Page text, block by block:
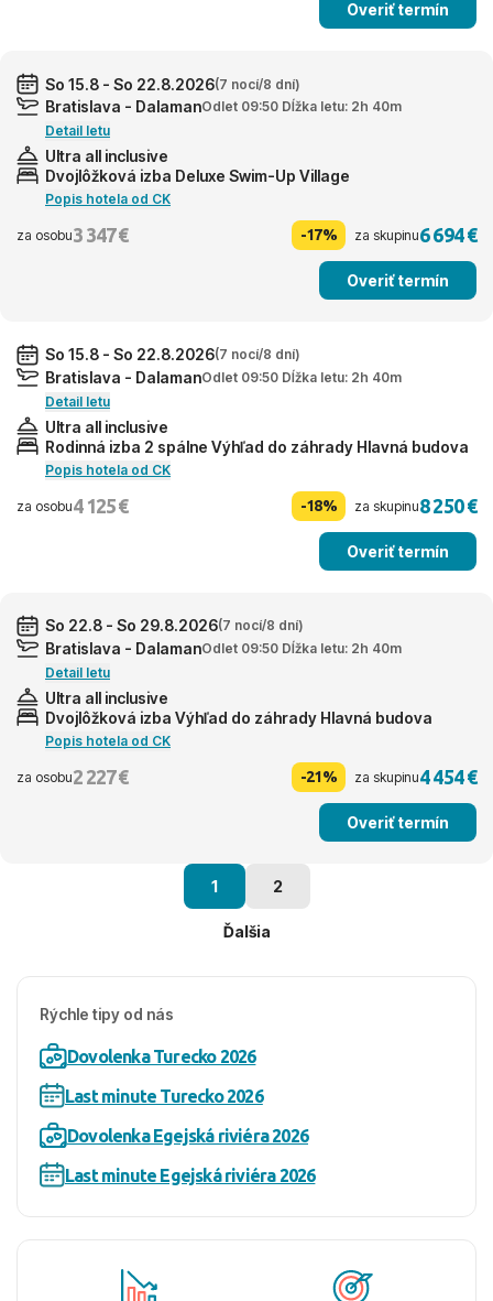
Overiť termín
So 15.8 - So 22.8.2026(7 nocí/8 dní)
Bratislava - DalamanOdlet 09:50 Dĺžka letu: 2h 40m
Detail letu
Ultra all inclusive
Dvojlôžková izba Deluxe Swim-Up Village
Popis hotela od CK
za osobu3 347 € -17% za skupinu6 694 €
Overiť termín
So 15.8 - So 22.8.2026(7 nocí/8 dní)
Bratislava - DalamanOdlet 09:50 Dĺžka letu: 2h 40m
Detail letu
Ultra all inclusive
Rodinná izba 2 spálne Výhľad do záhrady Hlavná budova
Popis hotela od CK
za osobu4 125 € -18% za skupinu8 250 €
Overiť termín
So 22.8 - So 29.8.2026(7 nocí/8 dní)
Bratislava - DalamanOdlet 09:50 Dĺžka letu: 2h 40m
Detail letu
Ultra all inclusive
Dvojlôžková izba Výhľad do záhrady Hlavná budova
Popis hotela od CK
za osobu2 227 € -21% za skupinu4 454 €
Overiť termín
1 2
Ďalšia
Rýchle tipy od nás
Dovolenka Turecko 2026
Last minute Turecko 2026
Dovolenka Egejská riviéra 2026
Last minute Egejská riviéra 2026